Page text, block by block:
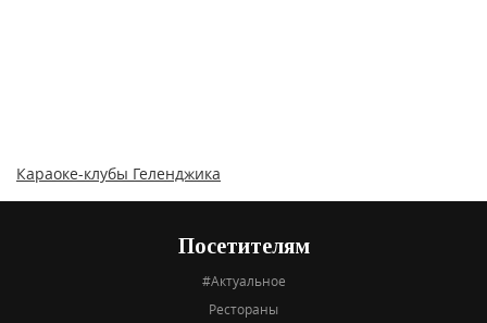
Караоке-клубы Геленджика
Посетителям
#Актуальное
Рестораны